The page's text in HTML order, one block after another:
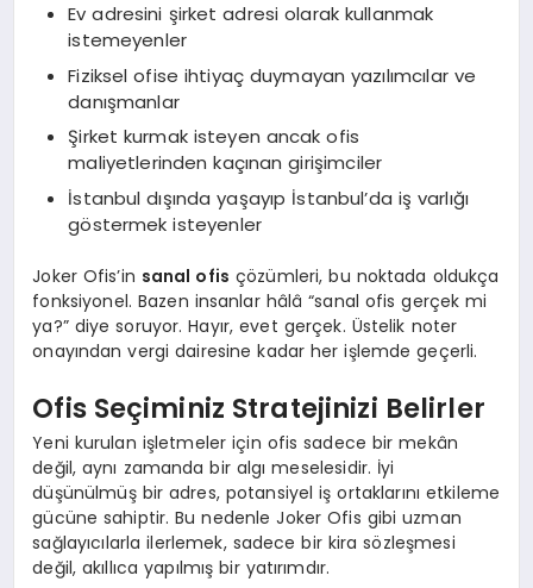
Ev adresini şirket adresi olarak kullanmak
istemeyenler
Fiziksel ofise ihtiyaç duymayan yazılımcılar ve
danışmanlar
Şirket kurmak isteyen ancak ofis
maliyetlerinden kaçınan girişimciler
İstanbul dışında yaşayıp İstanbul’da iş varlığı
göstermek isteyenler
Joker Ofis’in sanal ofis çözümleri, bu noktada oldukça
fonksiyonel. Bazen insanlar hâlâ “sanal ofis gerçek mi
ya?” diye soruyor. Hayır, evet gerçek. Üstelik noter
onayından vergi dairesine kadar her işlemde geçerli.
Ofis Seçiminiz Stratejinizi Belirler
Yeni kurulan işletmeler için ofis sadece bir mekân
değil, aynı zamanda bir algı meselesidir. İyi
düşünülmüş bir adres, potansiyel iş ortaklarını etkileme
gücüne sahiptir. Bu nedenle Joker Ofis gibi uzman
sağlayıcılarla ilerlemek, sadece bir kira sözleşmesi
değil, akıllıca yapılmış bir yatırımdır.